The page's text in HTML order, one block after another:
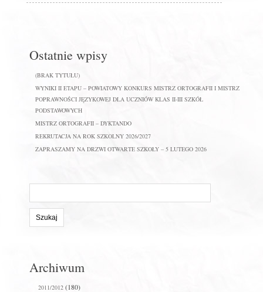
Ostatnie wpisy
(BRAK TYTUŁU)
WYNIKI II ETAPU – POWIATOWY KONKURS MISTRZ ORTOGRAFII I MISTRZ
POPRAWNOŚCI JĘZYKOWEJ DLA UCZNIÓW KLAS II-III SZKÓŁ
PODSTAWOWYCH
MISTRZ ORTOGRAFII – DYKTANDO
REKRUTACJA NA ROK SZKOLNY 2026/2027
ZAPRASZAMY NA DRZWI OTWARTE SZKOŁY – 5 LUTEGO 2026
stronie:
Archiwum
2011/2012(180)